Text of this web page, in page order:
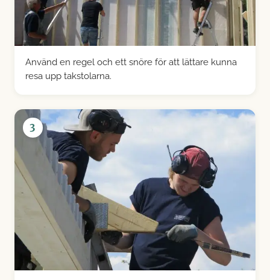
Använd en regel och ett snöre för att lättare kunna
resa upp takstolarna.
3